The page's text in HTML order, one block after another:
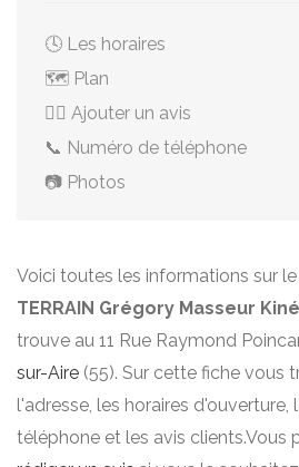
🕓 Les horaires
🗺️ Plan
✍🏻 Ajouter un avis
📞 Numéro de téléphone
📷 Photos
Voici toutes les informations sur
TERRAIN Grégory Masseur
trouve au 11 Rue Raymond
sur-Aire (55). Sur cette fiche vous
l'adresse, les horaires d'ouverture,
téléphone et les avis clients.Vous